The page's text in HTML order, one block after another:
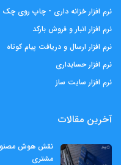
نرم افزار خزانه داری - چاپ روی چک
نرم افزار انبار و فروش بارکد
نرم افزار ارسال و دریافت پیام کوتاه
نرم افزار حسابداری
نرم افزار سایت ساز
آخرین مقالات
مشتری